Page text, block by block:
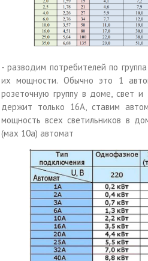
- разводим потребителей по
их мощности. Обычно это 1
розеточную группу в доме, свет
держит только 16А, ставим
мощность всех светильников в
(мах 10а) автомат